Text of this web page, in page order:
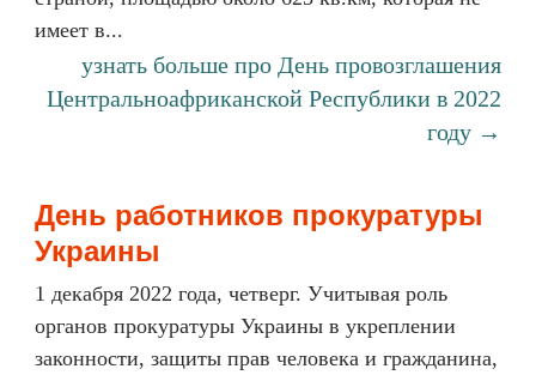
имеет в...
узнать больше про День провозглашения
Центральноафриканской Республики в 2022
году →
День работников прокуратуры
Украины
1 декабря 2022 года, четверг. Учитывая роль
органов прокуратуры Украины в укреплении
законности, защиты прав человека и гражданина,